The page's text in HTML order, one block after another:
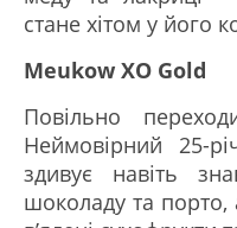
стане хітом у його
Meukow XO Gold
Повільно
Неймовірний 25-
здивує навіть
шоколаду та порто,